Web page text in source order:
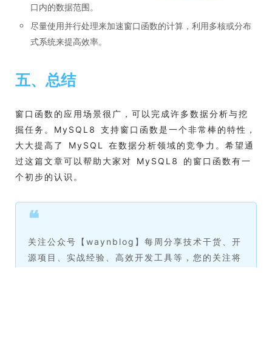
口内的数据范围。
尽量使用并行处理来加速窗口函数的计算，利用多核或分布
式系统来提高效率。
五、总结
窗口函数的应用场景很广，可以完成许多数据分析与挖
掘任务。MySQL8 支持窗口函数是一个非常棒的特性，
大大提高了 MySQL 在数据分析领域的竞争力。希望通
过这篇文章可以帮助大家对 MySQL8 的窗口函数有一
个初步的认识。
❝
关注公众号【waynblog】每周分享技术干货、开
源项目、实战经验、高效开发工具等，您的关注将